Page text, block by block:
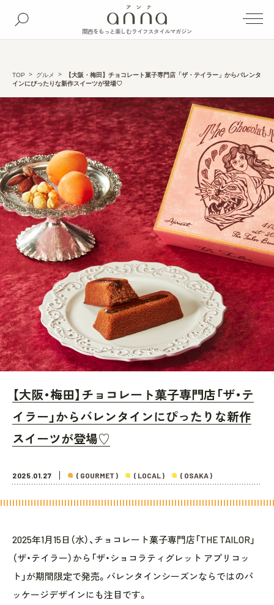
関西をもっと楽しむライフスタイルマガジン
TOP グルメ
【大阪・梅田】チョコレート菓子専門店「ザ・テイラー」からバレンタ
インにぴったりな新作スイーツが登場♡
【大阪・梅田】チョコレート菓子専門店「ザ・テ
イラー」からバレンタインにぴったりな新作
スイーツが登場♡
2025.01.27 ( GOURMET ) ( LOCAL ) ( OSAKA )
2025年1月15日（水）、チョコレート菓子専門店「THE TAILOR」
（ザ・テイラー）から「ザ・ショコラティグレット アプリコッ
ト」が期間限定で発売。バレンタインシーズンならではのパ
ッケージデザインにも注目です。